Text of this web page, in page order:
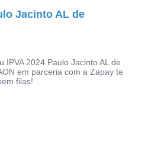
Jacinto AL de
IPVA 2024 Paulo Jacinto AL de
em parceria com a Zapay te
filas!